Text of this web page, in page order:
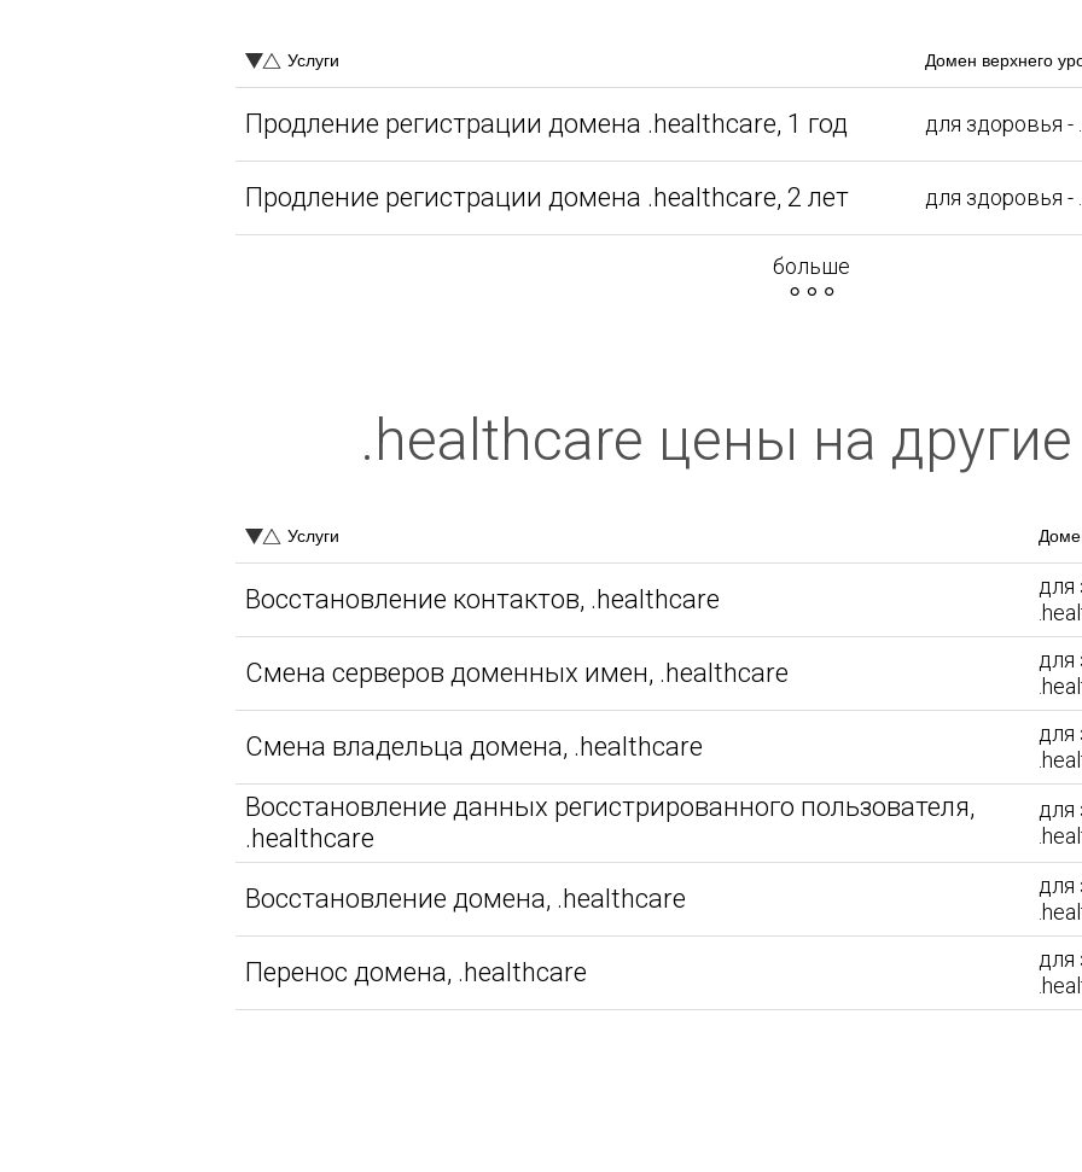
Услуги Домен верхнего
Продление регистрации домена .healthcare, 1 год для здоровья -
Продление регистрации домена .healthcare, 2 лет для здоровья -
больше
.healthcare цены на другие
Услуги
Восстановление контактов, .healthcare
для
Смена серверов доменных имен, .healthcare
для
Смена владельца домена, .healthcare
для
Восстановление данных регистрированного пользователя,
.healthcare
для
Восстановление домена, .healthcare
для
Перенос домена, .healthcare
для